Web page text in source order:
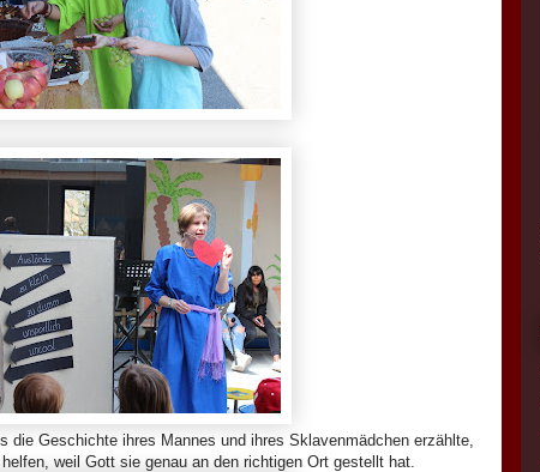
die Geschichte ihres Mannes und ihres Sklavenmädchen erzählte,
weil Gott sie genau an den richtigen Ort gestellt hat.